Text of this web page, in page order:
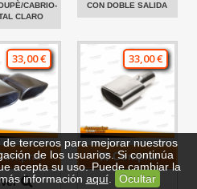
CABRIO-
CLARO
CON DOBLE SALIDA
33,00 €
Ver
33,00 €
Comprar
Ver
terceros para mejorar nuestros
de los usuarios. Si continúa
acepta su uso. Puede cambiar la
información aquí. Ocultar